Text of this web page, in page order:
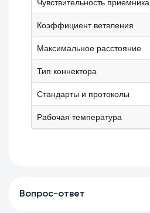
Чувствительность приемника
Коэффициент ветвления
Максимальное расстояние
Тип коннектора
Стандарты и протоколы
Рабочая температура
Вопрос-ответ